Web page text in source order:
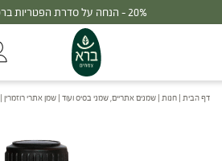
דף הבית | חנות | שמנים אתריים, שמני בסיס ועוד | שמן אתרי רוזמרין | Rosemary